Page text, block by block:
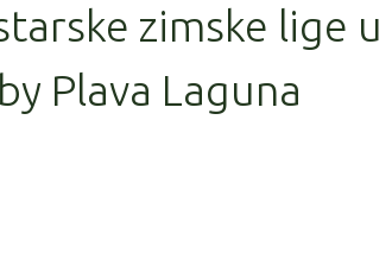
zimske lige u
Plava Laguna